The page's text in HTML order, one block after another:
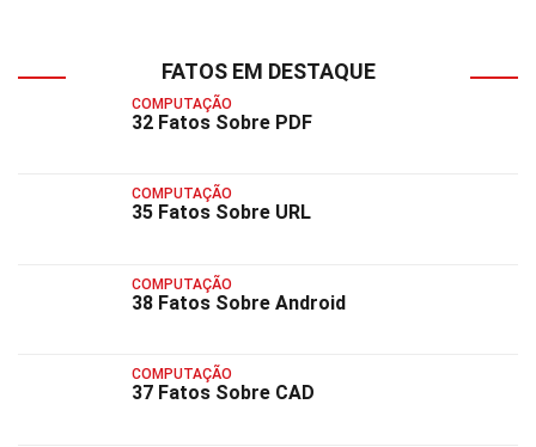
FATOS EM DESTAQUE
COMPUTAÇÃO
32 Fatos Sobre PDF
COMPUTAÇÃO
35 Fatos Sobre URL
COMPUTAÇÃO
38 Fatos Sobre Android
COMPUTAÇÃO
37 Fatos Sobre CAD